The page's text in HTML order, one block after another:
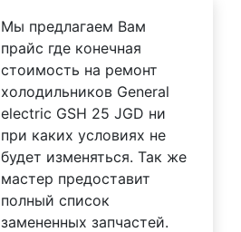
Мы предлагаем Вам
прайс где конечная
стоимость на ремонт
холодильников General
electric GSH 25 JGD ни
при каких условиях не
будет изменяться. Так же
мастер предоставит
полный список
замененных запчастей.